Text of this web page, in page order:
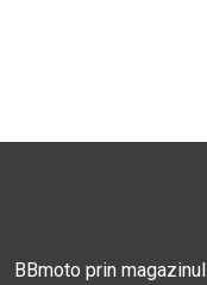
BBmoto prin